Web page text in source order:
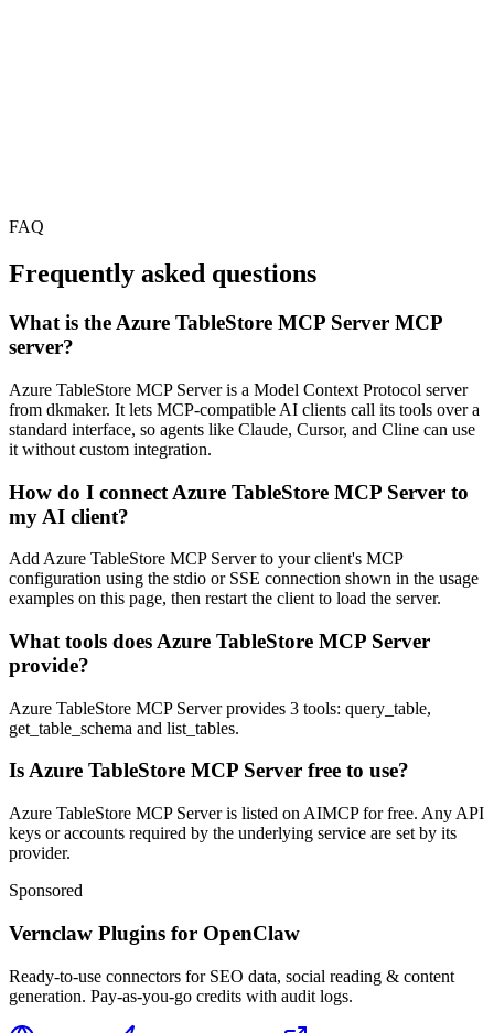
FAQ
Frequently asked questions
What is the Azure TableStore MCP Server MCP
server?
Azure TableStore MCP Server is a Model Context Protocol server
from dkmaker. It lets MCP-compatible AI clients call its tools over a
standard interface, so agents like Claude, Cursor, and Cline can use
it without custom integration.
How do I connect Azure TableStore MCP Server to
my AI client?
Add Azure TableStore MCP Server to your client's MCP
configuration using the stdio or SSE connection shown in the usage
examples on this page, then restart the client to load the server.
What tools does Azure TableStore MCP Server
provide?
Azure TableStore MCP Server provides 3 tools: query_table,
get_table_schema and list_tables.
Is Azure TableStore MCP Server free to use?
Azure TableStore MCP Server is listed on AIMCP for free. Any API
keys or accounts required by the underlying service are set by its
provider.
Sponsored
Vernclaw Plugins for OpenClaw
Ready-to-use connectors for SEO data, social reading & content
generation. Pay-as-you-go credits with audit logs.